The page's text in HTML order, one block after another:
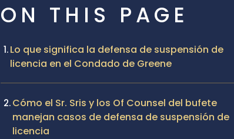
ON THIS PAGE
Lo que significa la defensa de suspensión de
licencia en el Condado de Greene
Cómo el Sr. Sris y los Of Counsel del bufete
manejan casos de defensa de suspensión de
licencia